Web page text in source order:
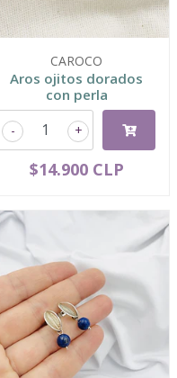
CAROCO
Aros ojitos dorados
con perla
+
-
$14.900 CLP